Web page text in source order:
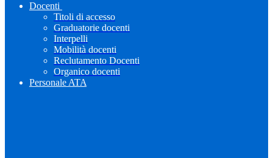
Docenti
Titoli di accesso
Graduatorie docenti
Interpelli
Mobilità docenti
Reclutamento Docenti
Organico docenti
Personale ATA